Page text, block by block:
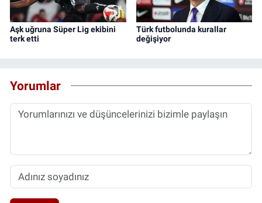
Aşk uğruna Süper Lig ekibini
terk etti
Türk futbolunda kurallar
değişiyor
Yorumlar